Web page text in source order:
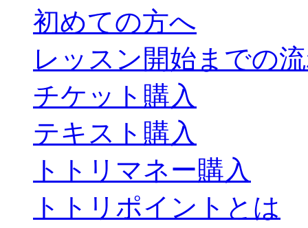
初めての方へ
レッスン開始までの
チケット購入
テキスト購入
トトリマネー購入
トトリポイントとは